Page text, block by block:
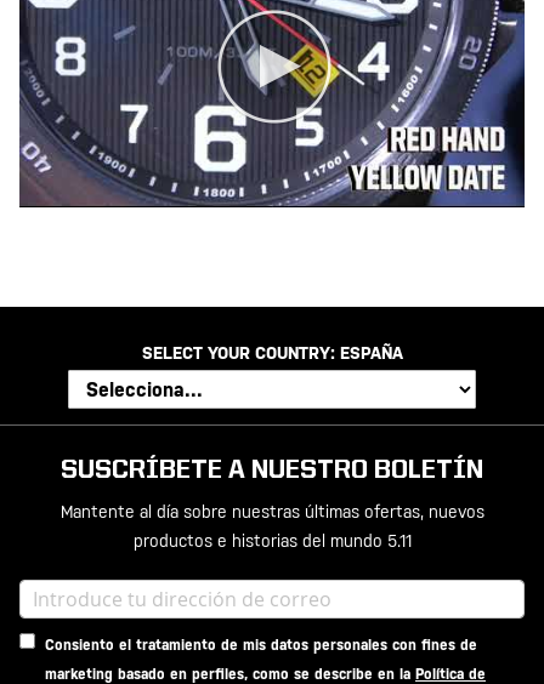
SELECT YOUR COUNTRY: ESPAÑA
SUSCRÍBETE A NUESTRO BOLETÍN
Mantente al día sobre nuestras últimas ofertas, nuevos
productos e historias del mundo 5.11
Consiento el tratamiento de mis datos personales con fines de
marketing basado en perfiles, como se describe en la Política de